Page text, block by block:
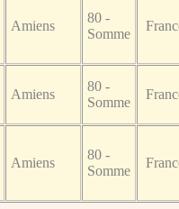
Amiens
80 -
Somme
Amiens
80 -
Somme
Amiens
80 -
Somme